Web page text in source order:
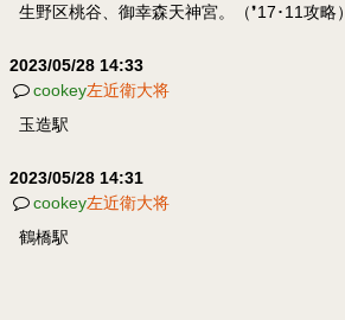
生野区桃谷、御幸森天神宮。（❜17･11攻略）
2023/05/28 14:33
cookey左近衛大将
玉造駅
2023/05/28 14:31
cookey左近衛大将
鶴橋駅